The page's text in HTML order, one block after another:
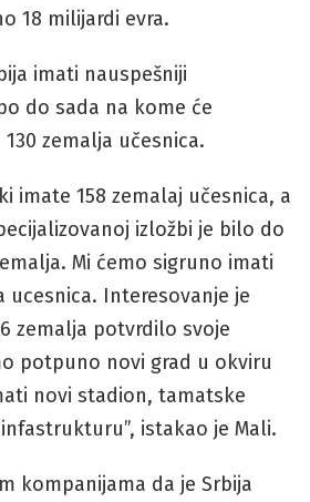
18 milijardi evra.
imati nauspešniji
do sada na kome će
zemalja učesnica.
imate 158 zemalaj učesnica, a
izložbi je bilo do
Mi ćemo sigruno imati
ucesnica. Interesovanje je
zemalja potvrdilo svoje
potpuno novi grad u okviru
novi stadion, tamatske
istakao je Mali.
kompanijama da je Srbija